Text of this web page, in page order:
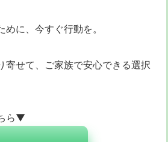
に、今すぐ行動を。
寄せて、ご家族で安心できる選択
ら▼